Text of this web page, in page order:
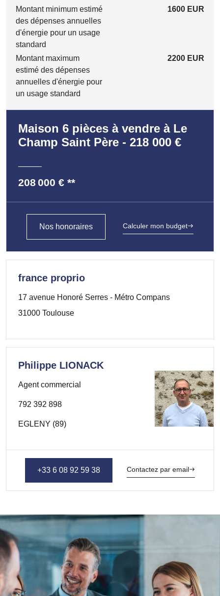
Montant minimum estimé
des dépenses annuelles
d'énergie pour un usage
standard
1600 EUR
Montant maximum
estimé des dépenses
annuelles d'énergie pour
un usage standard
2200 EUR
Maison 6 pièces à vendre à Le
Champ Saint Père - 218 000 €
208 000 € **
Nos honoraires Calculer mon budget
france proprio
17 avenue Honoré Serres - Métro Compans
31000 Toulouse
Philippe LIONACK
Agent commercial
792 392 898
EGLENY (89)
+33 6 08 92 59 38 Contactez par email